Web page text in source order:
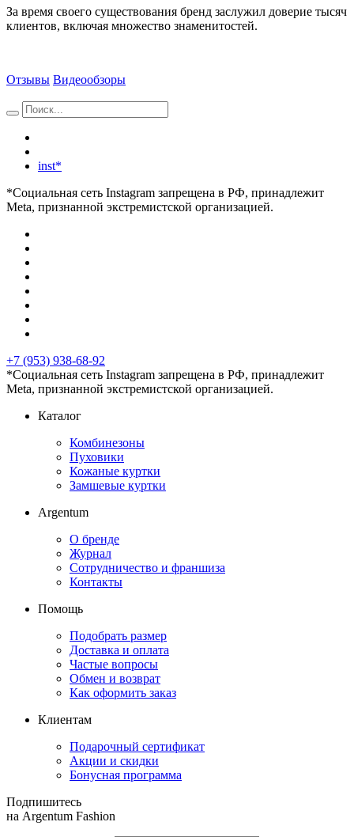
За время своего существования бренд заслужил доверие тысяч
клиентов, включая множество знаменитостей.
Отзывы Видеообзоры
inst*
*Социальная сеть Instagram запрещена в РФ, принадлежит
Meta, признанной экстремистской организацией.
+7 (953) 938-68-92
*Социальная сеть Instagram запрещена в РФ, принадлежит
Meta, признанной экстремистской организацией.
Каталог
Комбинезоны
Пуховики
Кожаные куртки
Замшевые куртки
Argentum
О бренде
Журнал
Сотрудничество и франшиза
Контакты
Помощь
Подобрать размер
Доставка и оплата
Частые вопросы
Обмен и возврат
Как оформить заказ
Клиентам
Подарочный сертификат
Акции и скидки
Бонусная программа
Подпишитесь
на Argentum Fashion